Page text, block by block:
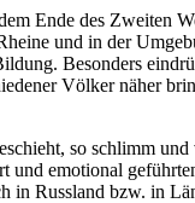
Ende des Zweiten
und in der
Besonders
Völker näher
so schlimm
und emotional
in Russland bzw. in